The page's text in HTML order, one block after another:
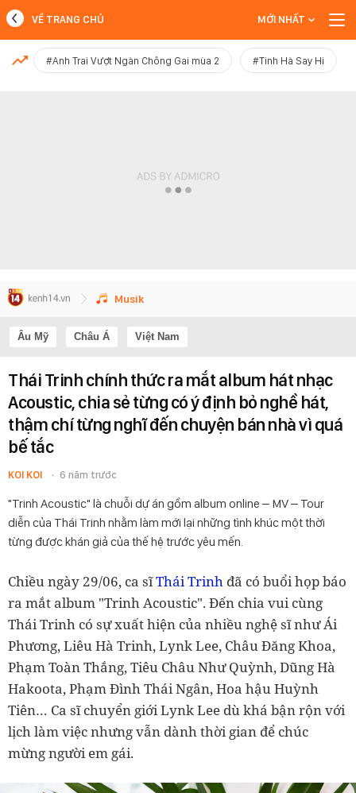
MỚI NHẤT
VỀ TRANG CHỦ MỚI NHẤT
#Anh Trai Vượt Ngàn Chông Gai mùa 2 #Tinh Hà Say Hi
Musik
Âu Mỹ Châu Á Việt Nam
Thái Trinh chính thức ra mắt album hát nhạc
Acoustic, chia sẻ từng có ý định bỏ nghề hát,
thậm chí từng nghĩ đến chuyện bán nhà vì quá
bế tắc
KOI KOI 6 năm trước
"Trinh Acoustic" là chuỗi dự án gồm album online – MV – Tour
diễn của Thái Trinh nhằm làm mới lại những tình khúc một thời
từng được khán giả của thế hệ trước yêu mến.
Chiều ngày 29/06, ca sĩThái Trinh đã có buổi họp báo
ra mắt album "Trinh Acoustic". Đến chia vui cùng
Thái Trinh có sự xuất hiện của nhiều nghệ sĩ như Ái
Phương, Liêu Hà Trinh, Lynk Lee, Châu Đăng Khoa,
Phạm Toàn Thắng, Tiêu Châu Như Quỳnh, Dũng Hà
Hakoota, Phạm Đình Thái Ngân, Hoa hậu Huỳnh
Tiên… Ca sĩ chuyển giới Lynk Lee dù khá bận rộn với
lịch làm việc nhưng vẫn dành thời gian để chúc
mừng người em gái.